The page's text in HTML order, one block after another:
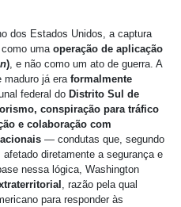
dos Estados Unidos, a captura
uma operação de aplicação
), e não como um ato de guerra. A
maduro já era formalmente
federal do Distrito Sul de
conspiração para tráfico
e colaboração com
— condutas que, segundo
diretamente a segurança e
nessa lógica, Washington
, razão pela qual
para responder às